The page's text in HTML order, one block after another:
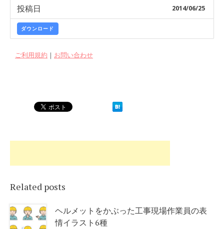
投稿日 2014/06/25
ダウンロード
ご利用規約 ｜ お問い合わせ
Related posts
ヘルメットをかぶった工事現場作業員の表
情イラスト6種